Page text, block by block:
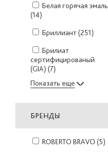
Белая горячая эмаль
(14)
Бриллиант(251)
Брилиат
сертифицированый
(GIA) (7)
Показать еще
БРЕНДЫ
ROBERTO BRAVO (5)